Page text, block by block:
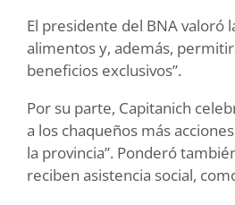
El presidente del BNA valoró
alimentos y, además,
beneficios exclusivos”.
Por su parte, Capitanich
a los chaqueños más
la provincia”. Ponderó
reciben asistencia social,